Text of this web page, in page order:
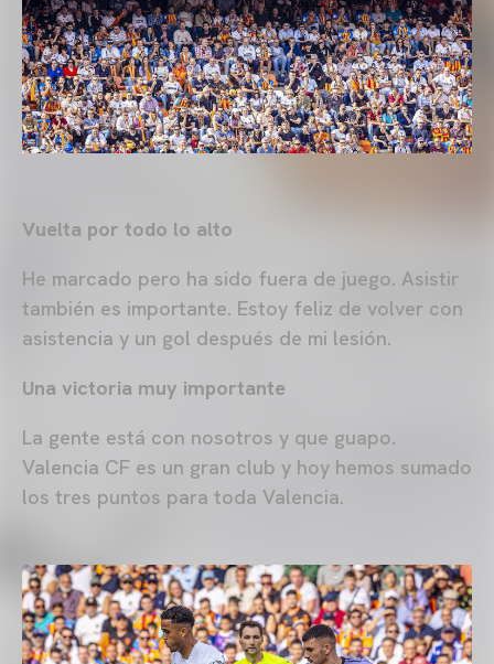
Vuelta por todo lo alto
He marcado pero ha sido fuera de juego. Asistir
también es importante. Estoy feliz de volver con
asistencia y un gol después de mi lesión.
Una victoria muy importante
La gente está con nosotros y que guapo.
Valencia CF es un gran club y hoy hemos sumado
los tres puntos para toda Valencia.